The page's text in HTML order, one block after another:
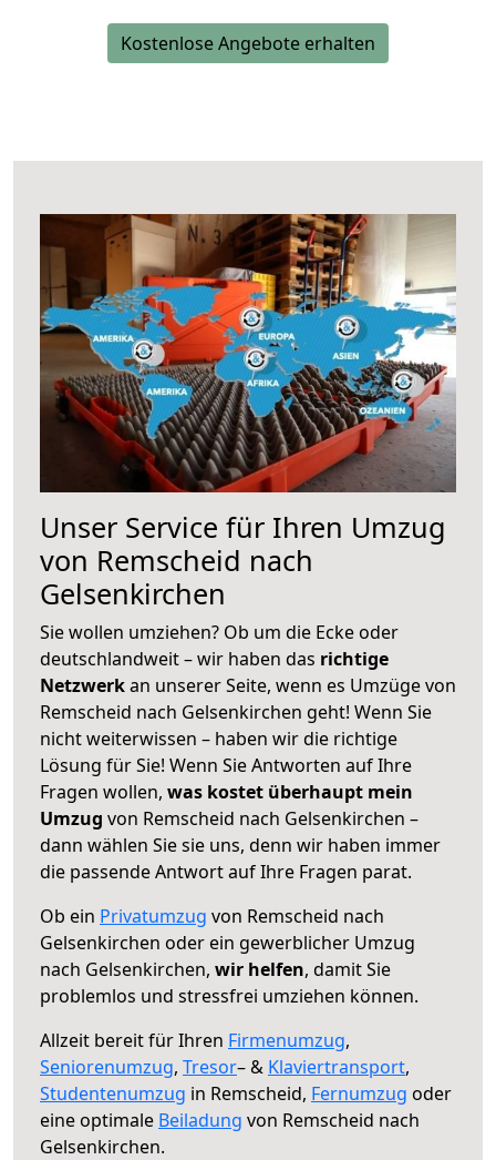
Kostenlose Angebote erhalten
Unser Service für Ihren Umzug
von Remscheid nach
Gelsenkirchen
Sie wollen umziehen? Ob um die Ecke oder
deutschlandweit – wir haben das richtige
Netzwerkan unserer Seite, wenn es Umzüge von
Remscheid nach Gelsenkirchen geht! Wenn Sie
nicht weiterwissen – haben wir die richtige
Lösung für Sie! Wenn Sie Antworten auf Ihre
Fragen wollen, was kostet überhaupt mein
Umzug von Remscheid nach Gelsenkirchen –
dann wählen Sie sie uns, denn wir haben immer
die passende Antwort auf Ihre Fragen parat.
Ob ein Privatumzug von Remscheid nach
Gelsenkirchen oder ein gewerblicher Umzug
nach Gelsenkirchen, wir helfen, damit Sie
problemlos und stressfrei umziehen können.
Allzeit bereit für Ihren Firmenumzug,
Seniorenumzug, Tresor– & Klaviertransport,
Studentenumzug in Remscheid, Fernumzug oder
eine optimale Beiladung von Remscheid nach
Gelsenkirchen.